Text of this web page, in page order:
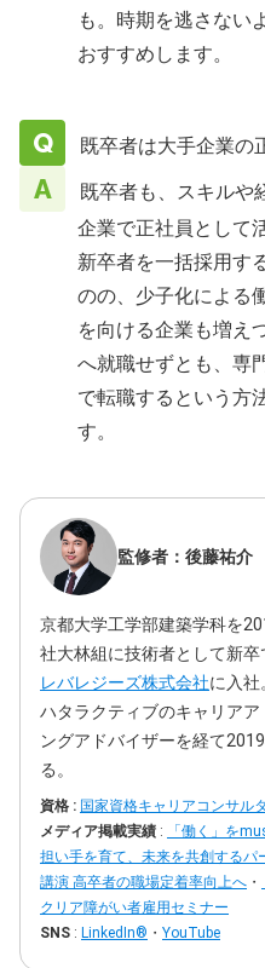
も。時期を逃さない
おすすめします。
既卒者は大手企業の
既卒者も、スキルや
企業で正社員として
新卒者を一括採用す
のの、少子化による
を向ける企業も増え
へ就職せずとも、専
で転職するという方
す。
監修者：後藤祐介
京都大学工学部建築学科を
社大林組に技術者として新
レバレジーズ株式会社に入社
ハタラクティブのキャリア
ングアドバイザーを経て
る。
資格 : 国家資格キャリアコンサル
メディア掲載実績 :
「働く」を
担い手を育て、未来を共創するパ
講演 高卒者の職場定着率向上へ ・
クリア障がい者雇用セミナー
SNS : LinkedIn® ・ YouTube